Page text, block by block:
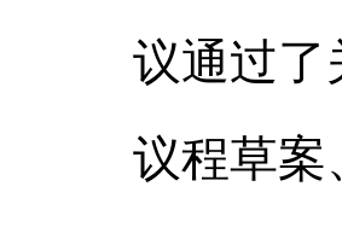
议通过了
议程草案